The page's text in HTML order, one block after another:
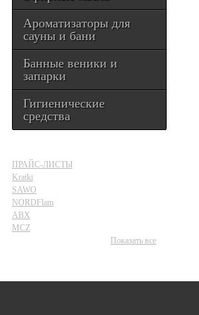
Ароматизаторы для
сауны и бани
Банные веники и
запарки
Гигиенические
средства
ПРАЙС-ЛИСТЫ
Kratki
SAWO
NORDFlam
ABX
MCZ
Показать все